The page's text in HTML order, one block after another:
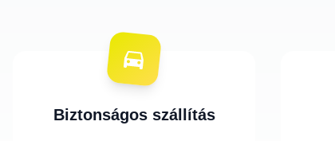
Biztonságos szállítás